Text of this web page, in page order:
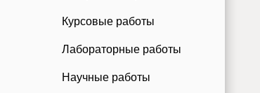
Курсовые работы
Лабораторные работы
Научные работы